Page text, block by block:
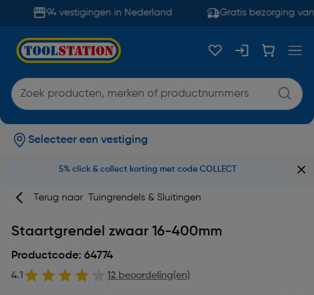
94 vestigingen in Nederland Gratis bezorging
Selecteer een vestiging
5% click & collect korting met code COLLECT
Terug naar Tuingrendels & Sluitingen
Staartgrendel zwaar 16-400mm
Productcode: 64774
4.1 12 beoordeling(en)